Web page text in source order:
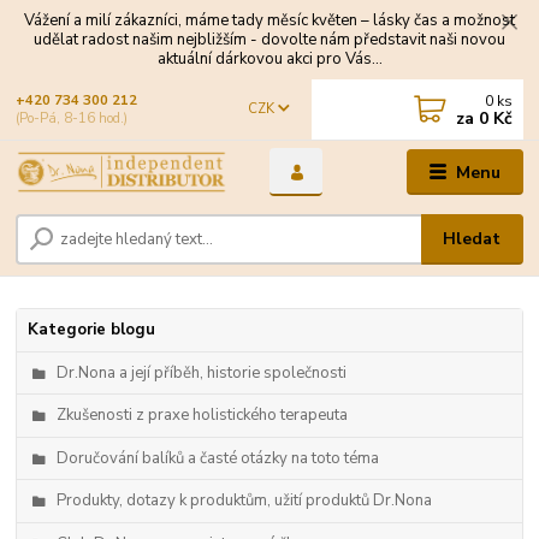
Vážení a milí zákazníci, máme tady měsíc květen – lásky čas a možnost
udělat radost našim nejbližším - dovolte nám představit naši novou
aktuální dárkovou akci pro Vás...
Menu
CZK
Hledat
+420 734 300 212
(Po-Pá, 8-16 hod.)
0 ks
za 0 Kč
Kategorie blogu
Dr.Nona a její příběh, historie společnosti
Zkušenosti z praxe holistického terapeuta
Doručování balíků a časté otázky na toto téma
Produkty, dotazy k produktům, užití produktů Dr.Nona